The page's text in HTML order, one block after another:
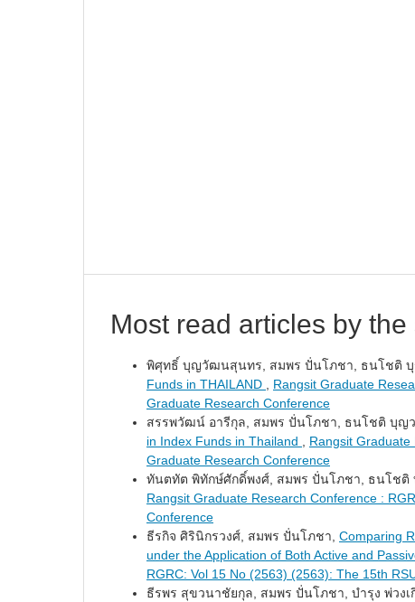
Most read articles by
พิศุทธิ์ บุญวัฒนสุนทร, สมพร ปั่นโภชา, ธนโชติ บุ
Funds in THAILAND
Rangsit Graduate
Graduate Research Conference
สรรพวัฒน์ อารีกุล, สมพร ปั่นโภชา, ธนโชติ บุญว
in Index Funds in Thailand
Rangsit
Graduate Research Conference
ทันตทัต พิทักษ์ศักดิ์พงศ์, สมพร ปั่นโภชา, ธนโชติ
Rangsit Graduate Research Conference :
Conference
ธีรกิจ ศิรินิกรวงศ์, สมพร ปั่นโภชา, Comparing
under the Application of Both Active and
RGRC: Vol 15 No (2563) (2563): The 15th
ธีรพร สุขวนาชัยกุล, สมพร ปั่นโภชา, บำรุง พ่วงเ